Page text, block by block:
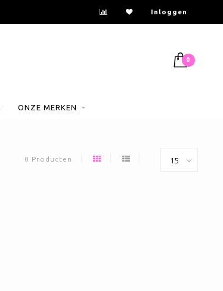
Inloggen
0
ONZE MERKEN
0 Producten